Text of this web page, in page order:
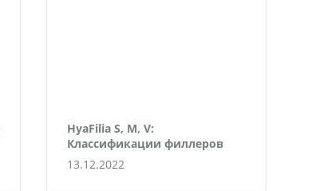
HyaFilia S, M, V:
Классификации филлеров
13.12.2022